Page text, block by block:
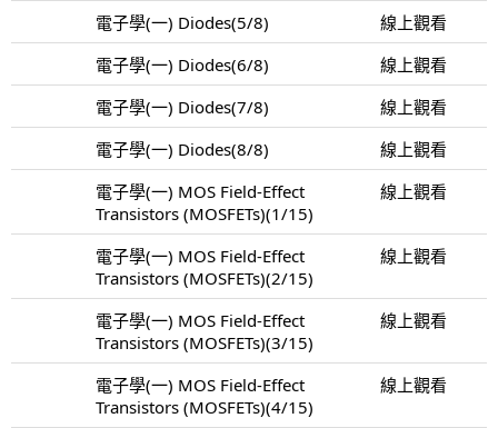
電子學(一) Diodes(5/8)
線上觀看
電子學(一) Diodes(6/8)
線上觀看
電子學(一) Diodes(7/8)
線上觀看
電子學(一) Diodes(8/8)
線上觀看
電子學(一) MOS Field-Effect
Transistors (MOSFETs)(1/15)
線上觀看
電子學(一) MOS Field-Effect
Transistors (MOSFETs)(2/15)
線上觀看
電子學(一) MOS Field-Effect
Transistors (MOSFETs)(3/15)
線上觀看
電子學(一) MOS Field-Effect
Transistors (MOSFETs)(4/15)
線上觀看